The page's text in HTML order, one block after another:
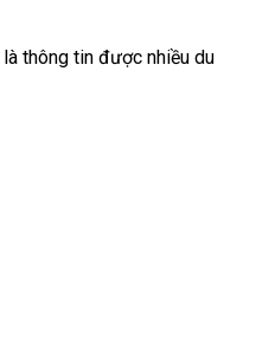
thông tin được nhiều du